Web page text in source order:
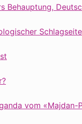
Behauptung,
Schlagseite
vom «Majdan-